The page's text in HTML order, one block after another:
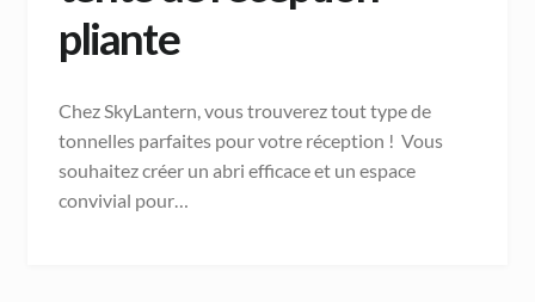
pliante
Chez SkyLantern, vous trouverez tout type de
tonnelles parfaites pour votre réception ! Vous
souhaitez créer un abri efficace et un espace
convivial pour…